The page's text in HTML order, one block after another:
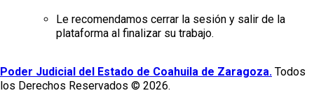
Le recomendamos cerrar la sesión y salir de la
plataforma al finalizar su trabajo.
Poder Judicial del Estado de Coahuila de Zaragoza. Todos
los Derechos Reservados © 2026.